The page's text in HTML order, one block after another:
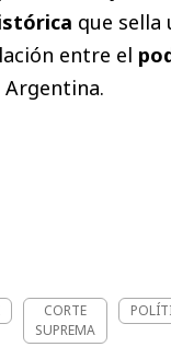
que sella
entre el
Argentina.
CORTE
SUPREMA